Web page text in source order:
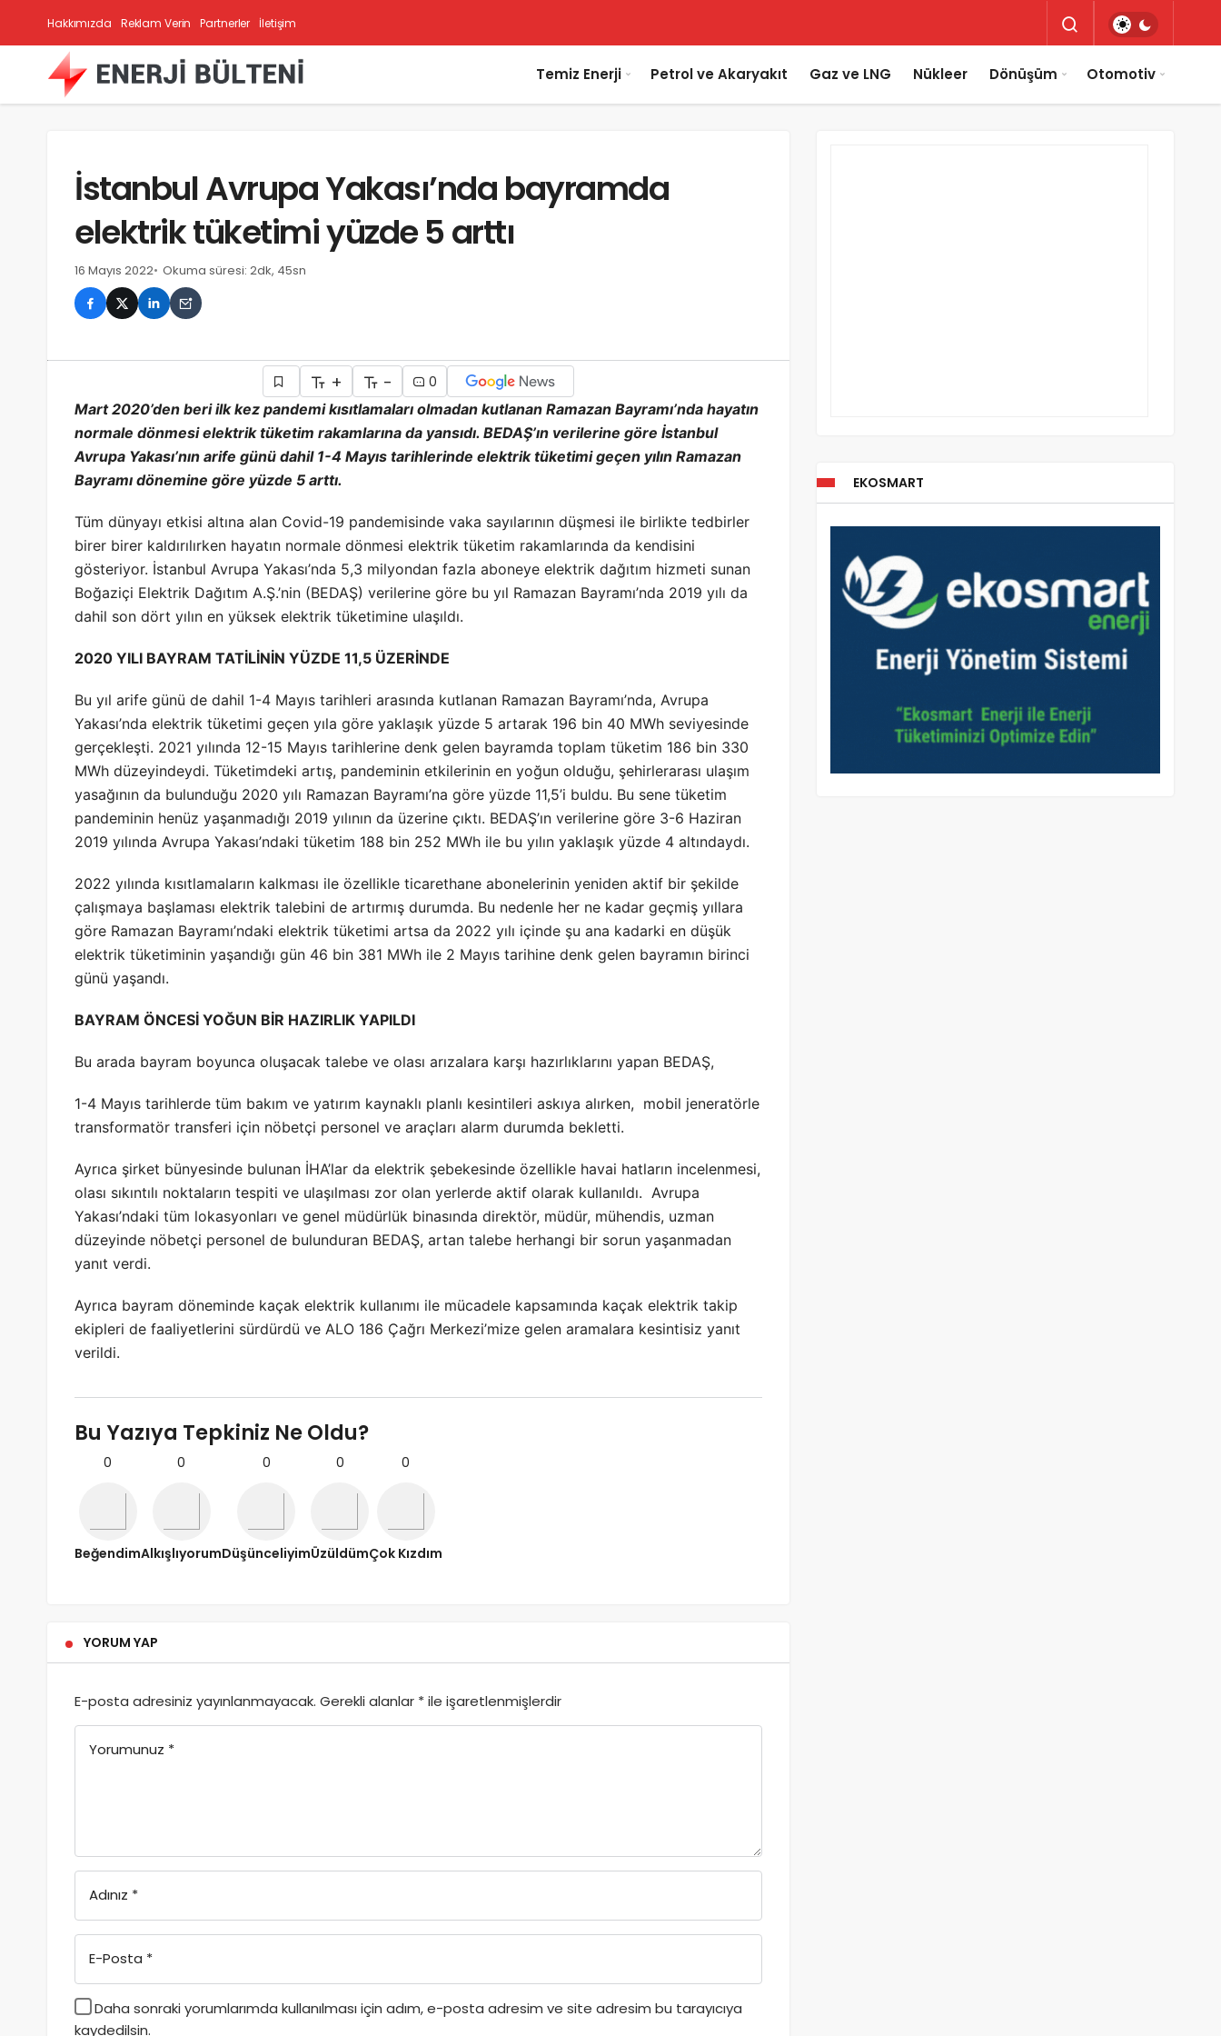
Hakkımızda Reklam Verin Partnerler İletişim
Temiz Enerji Petrol ve Akaryakıt Gaz ve LNG Nükleer Dönüşüm Otomotiv
İstanbul Avrupa Yakası’nda bayramda
elektrik tüketimi yüzde 5 arttı
16 Mayıs 2022 Okuma süresi: 2dk, 45sn
+ -
0
Mart 2020’den beri ilk kez pandemi kısıtlamaları olmadan kutlanan Ramazan Bayramı’nda hayatın
normale dönmesi elektrik tüketim rakamlarına da yansıdı. BEDAŞ’ın verilerine göre İstanbul
Avrupa Yakası’nın arife günü dahil 1-4 Mayıs tarihlerinde elektrik tüketimi geçen yılın Ramazan
Bayramı dönemine göre yüzde 5 arttı.
Tüm dünyayı etkisi altına alan Covid-19 pandemisinde vaka sayılarının düşmesi ile birlikte tedbirler
birer birer kaldırılırken hayatın normale dönmesi elektrik tüketim rakamlarında da kendisini
gösteriyor. İstanbul Avrupa Yakası’nda 5,3 milyondan fazla aboneye elektrik dağıtım hizmeti sunan
Boğaziçi Elektrik Dağıtım A.Ş.’nin (BEDAŞ) verilerine göre bu yıl Ramazan Bayramı’nda 2019 yılı da
dahil son dört yılın en yüksek elektrik tüketimine ulaşıldı.
2020 YILI BAYRAM TATİLİNİN YÜZDE 11,5 ÜZERİNDE
Bu yıl arife günü de dahil 1-4 Mayıs tarihleri arasında kutlanan Ramazan Bayramı’nda, Avrupa
Yakası’nda elektrik tüketimi geçen yıla göre yaklaşık yüzde 5 artarak 196 bin 40 MWh seviyesinde
gerçekleşti. 2021 yılında 12-15 Mayıs tarihlerine denk gelen bayramda toplam tüketim 186 bin 330
MWh düzeyindeydi. Tüketimdeki artış, pandeminin etkilerinin en yoğun olduğu, şehirlerarası ulaşım
yasağının da bulunduğu 2020 yılı Ramazan Bayramı’na göre yüzde 11,5’i buldu. Bu sene tüketim
pandeminin henüz yaşanmadığı 2019 yılının da üzerine çıktı. BEDAŞ’ın verilerine göre 3-6 Haziran
2019 yılında Avrupa Yakası’ndaki tüketim 188 bin 252 MWh ile bu yılın yaklaşık yüzde 4 altındaydı.
2022 yılında kısıtlamaların kalkması ile özellikle ticarethane abonelerinin yeniden aktif bir şekilde
çalışmaya başlaması elektrik talebini de artırmış durumda. Bu nedenle her ne kadar geçmiş yıllara
göre Ramazan Bayramı’ndaki elektrik tüketimi artsa da 2022 yılı içinde şu ana kadarki en düşük
elektrik tüketiminin yaşandığı gün 46 bin 381 MWh ile 2 Mayıs tarihine denk gelen bayramın birinci
günü yaşandı.
BAYRAM ÖNCESİ YOĞUN BİR HAZIRLIK YAPILDI
Bu arada bayram boyunca oluşacak talebe ve olası arızalara karşı hazırlıklarını yapan BEDAŞ,
1-4 Mayıs tarihlerde tüm bakım ve yatırım kaynaklı planlı kesintileri askıya alırken, mobil jeneratörle
transformatör transferi için nöbetçi personel ve araçları alarm durumda bekletti.
Ayrıca şirket bünyesinde bulunan İHA’lar da elektrik şebekesinde özellikle havai hatların incelenmesi,
olası sıkıntılı noktaların tespiti ve ulaşılması zor olan yerlerde aktif olarak kullanıldı. Avrupa
Yakası’ndaki tüm lokasyonları ve genel müdürlük binasında direktör, müdür, mühendis, uzman
düzeyinde nöbetçi personel de bulunduran BEDAŞ, artan talebe herhangi bir sorun yaşanmadan
yanıt verdi.
Ayrıca bayram döneminde kaçak elektrik kullanımı ile mücadele kapsamında kaçak elektrik takip
ekipleri de faaliyetlerini sürdürdü ve ALO 186 Çağrı Merkezi’mize gelen aramalara kesintisiz yanıt
verildi.
Bu Yazıya Tepkiniz Ne Oldu?
0
Beğendim
0
Alkışlıyorum
0
Düşünceliyim
0
Üzüldüm
0
Çok Kızdım
YORUM YAP
E-posta adresiniz yayınlanmayacak. Gerekli alanlar *ile işaretlenmişlerdir
Yorumunuz *
Adınız *
E-Posta *
Daha sonraki yorumlarımda kullanılması için adım, e-posta adresim ve site adresim bu tarayıcıya
kaydedilsin.
EKOSMART